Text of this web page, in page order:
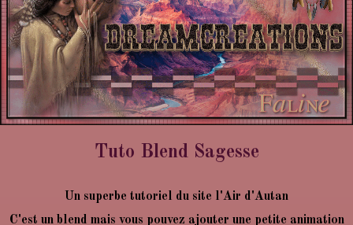
Tuto Blend Sagesse
Un superbe tutoriel du site l'Air d'Autan
C'est un blend mais vous pouvez ajouter une petite animation